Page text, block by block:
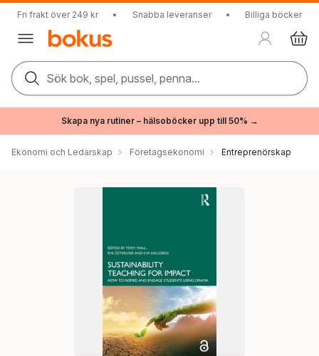
Fri frakt över 249 kr • Snabba leveranser • Billiga böcker
Sök bok, spel, pussel, penna...
Skapa nya rutiner – hälsoböcker upp till 50% →
Ekonomi och Ledarskap Företagsekonomi Entreprenörskap